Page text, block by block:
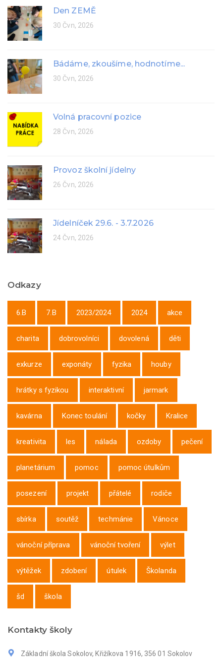
Den ZEMĚ
30 Čvn, 2026
Bádáme, zkoušíme, hodnotíme...
30 Čvn, 2026
Volná pracovní pozice
28 Čvn, 2026
Provoz školní jídelny
26 Čvn, 2026
Jídelníček 29.6. - 3.7.2026
24 Čvn, 2026
Odkazy
6.B 7.B 2023/2024 2024 akce
charita dobrovolníci dovolená děti
exkurze exponáty fyzika houby
hrátky s fyzikou interaktivní jarmark
kavárna Konec toulání kočky Kralice
kreativita les nálada ozdoby pečení
planetárium pomoc pomoc útulkům
posezení projekt přátelé rodiče
sbírka soutěž techmánie Vánoce
vánoční příprava vánoční tvoření výlet
výtěžek zdobení útulek Školanda
šd škola
Kontakty školy
Základní škola Sokolov, Křižíkova 1916, 356 01 Sokolov